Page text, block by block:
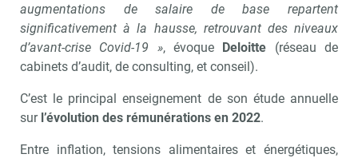
augmentations de salaire de base repartent
significativement à la hausse, retrouvant des niveaux
d’avant-crise Covid-19 », évoque Deloitte (réseau de
cabinets d’audit, de consulting, et conseil).
C’est le principal enseignement de son étude annuelle
sur l’évolution des rémunérations en 2022.
Entre inflation, tensions alimentaires et énergétiques,